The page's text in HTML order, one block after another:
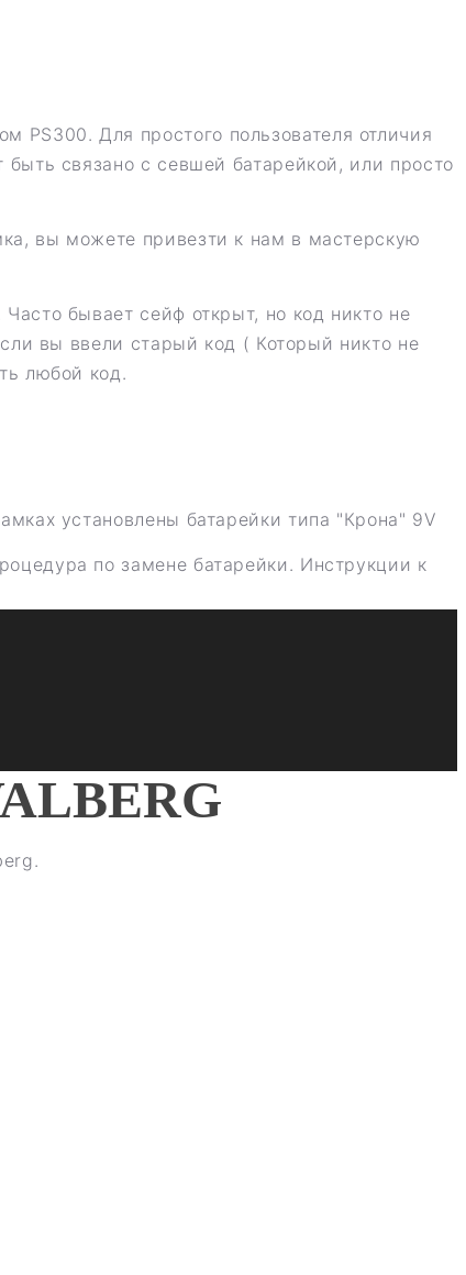
Для простого пользователя отличия
связано с севшей батарейкой, или просто
вы можете привезти к нам в мастерскую
бывает сейф открыт, но код никто не
вы ввели старый код ( Который никто не
любой код.
установлены батарейки типа "Крона" 9V
по замене батарейки. Инструкции к